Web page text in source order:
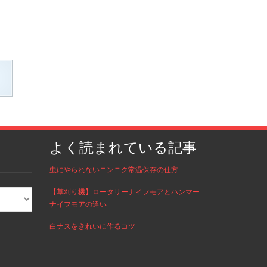
よく読まれている記事
虫にやられないニンニク常温保存の仕方
【草刈り機】ロータリーナイフモアとハンマー
ナイフモアの違い
白ナスをきれいに作るコツ